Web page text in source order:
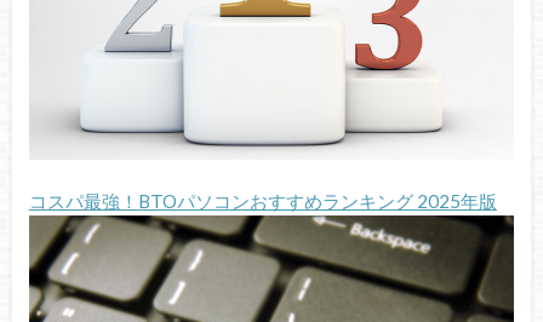
コスパ最強！BTOパソコンおすすめランキング 2025年版